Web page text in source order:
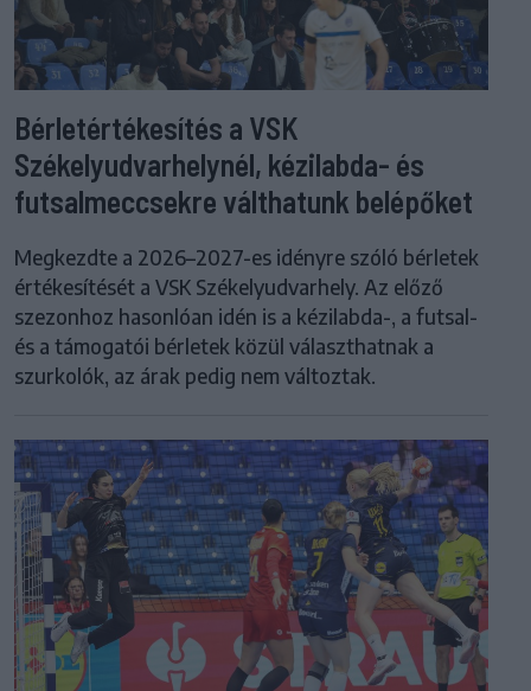
Bérletértékesítés a VSK
Székelyudvarhelynél, kézilabda- és
futsalmeccsekre válthatunk belépőket
Megkezdte a 2026–2027-es idényre szóló bérletek
értékesítését a VSK Székelyudvarhely. Az előző
szezonhoz hasonlóan idén is a kézilabda-, a futsal-
és a támogatói bérletek közül választhatnak a
szurkolók, az árak pedig nem változtak.